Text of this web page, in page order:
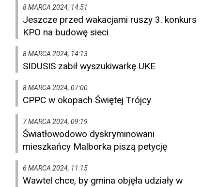
8 MARCA 2024, 14:51
Jeszcze przed wakacjami ruszy 3. konkurs
KPO na budowę sieci
8 MARCA 2024, 14:13
SIDUSIS zabił wyszukiwarkę UKE
8 MARCA 2024, 07:00
CPPC w okopach Świętej Trójcy
7 MARCA 2024, 09:19
Światłowodowo dyskryminowani
mieszkańcy Malborka piszą petycję
6 MARCA 2024, 11:15
Wawtel chce, by gmina objęła udziały w